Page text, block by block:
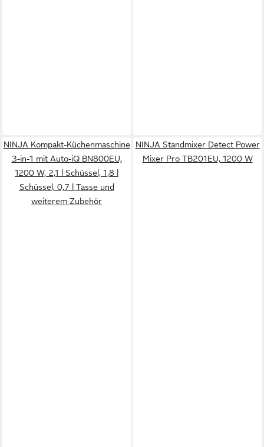
NINJA Kompakt-Küchenmaschine
3-in-1 mit Auto-iQ BN800EU,
1200 W, 2,1 l Schüssel, 1,8 l
Schüssel, 0,7 l Tasse und
weiterem Zubehör
NINJA Standmixer Detect Power
Mixer Pro TB201EU, 1200 W